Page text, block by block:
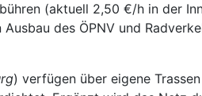
(aktuell 2,50 €/h in der
des ÖPNV und
) verfügen über eigene